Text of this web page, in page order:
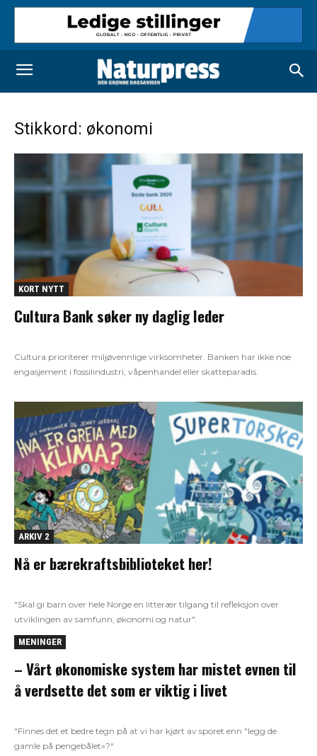
Stikkord: økonomi
KORT NYTT
Cultura Bank søker ny daglig leder
Cultura prioriterer miljøvennlige virksomheter. Banken har ikke noe
engasjement i fossilindustri, våpenhandel eller skatteparadis.
ARKIV 2
Nå er bærekraftsbiblioteket her!
"Skal gi barn over hele Norge en litterær tilgang til refleksjon over
utviklingen av samfunn, økonomi og natur".
MENINGER
– Vårt økonomiske system har mistet evnen til
å verdsette det som er viktig i livet
"Finnes det et bedre tegn på at vi har kjørt av sporet enn "legg de
gamle på pengebålet»?"